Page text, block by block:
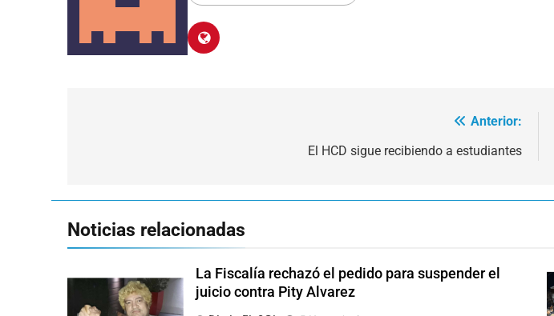
Anterior:
El HCD sigue recibiendo a estudiantes
Noticias relacionadas
La Fiscalía rechazó el pedido para suspender el
juicio contra Pity Alvarez